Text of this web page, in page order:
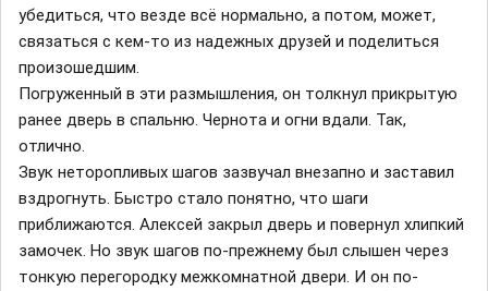
убедиться, что везде всё нормально, а потом, может,
связаться с кем-то из надежных друзей и поделиться
произошедшим.
Погруженный в эти размышления, он толкнул прикрытую
ранее дверь в спальню. Чернота и огни вдали. Так,
отлично.
Звук неторопливых шагов зазвучал внезапно и заставил
вздрогнуть. Быстро стало понятно, что шаги
приближаются. Алексей закрыл дверь и повернул хлипкий
замочек. Но звук шагов по-прежнему был слышен через
тонкую перегородку межкомнатной двери. И он по-